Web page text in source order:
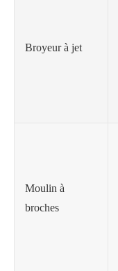
Broyeur à jet
Moulin à
broches